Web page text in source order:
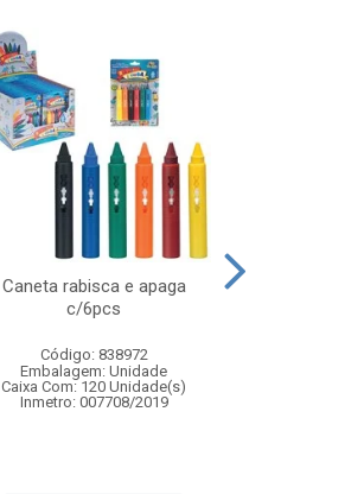
Caneta rabisca e apaga
c/6pcs
Código: 838972
Embalagem: Unidade
Caixa Com: 120 Unidade(s)
Inmetro: 007708/2019